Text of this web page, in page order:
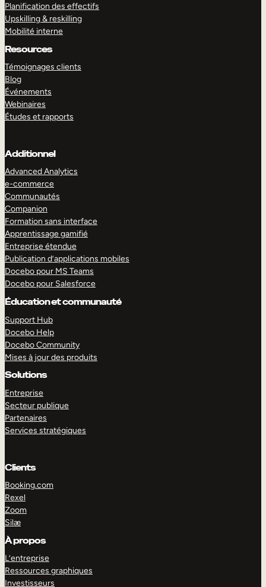
Planification des effectifs
Upskilling & reskilling
Mobilité interne
Resources
Témoignages clients
Blog
Événements
Webinaires
Études et rapports
Additionnel
Advanced Analytics
e-commerce
Communautés
Companion
Formation sans interface
Apprentissage gamifié
Entreprise étendue
Publication d’applications mobiles
Docebo pour MS Teams
Docebo pour Salesforce
Éducation et communauté
Support Hub
Docebo Help
Docebo Community
Mises à jour des produits
Solutions
Entreprise
Secteur publique
Partenaires
Services stratégiques
Clients
Booking.com
Rexel
Zoom
Silæ
À propos
L’entreprise
Ressources graphiques
Investisseurs